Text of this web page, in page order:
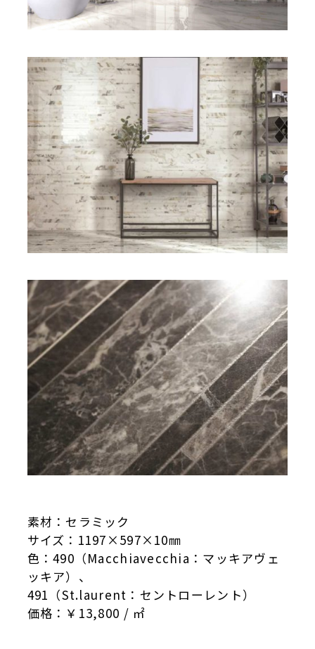
素材：セラミック
サイズ：1197×597×10㎜
色：490（Macchiavecchia：マッキアヴェ
ッキア）、
491（St.laurent：セントローレント）
価格：￥13,800 / ㎡